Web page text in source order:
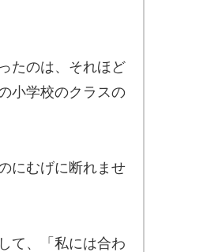
たのは、それほど
小学校のクラスの
にむげに断れませ
て、「私には合わ